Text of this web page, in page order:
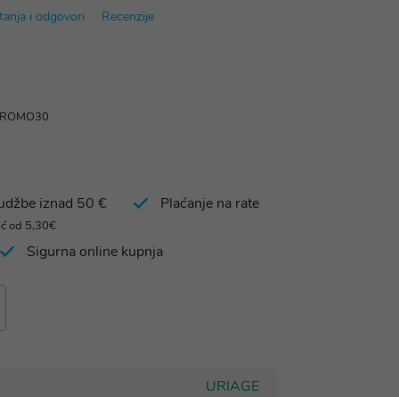
i odgovori Recenzije
iznad 50 €
od 5,30€
Plaćanje na rate
Sigurna online kupnja
URIAGE